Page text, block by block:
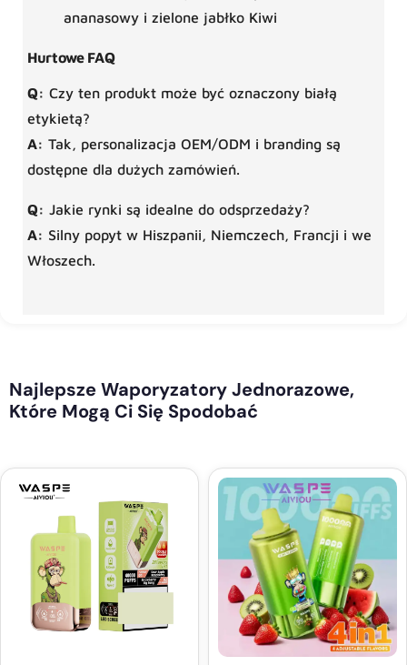
ananasowy i zielone jabłko Kiwi
Hurtowe FAQ
Q: Czy ten produkt może być oznaczony białą
etykietą?
A: Tak, personalizacja OEM/ODM i branding są
dostępne dla dużych zamówień.
Q: Jakie rynki są idealne do odsprzedaży?
A: Silny popyt w Hiszpanii, Niemczech, Francji i we
Włoszech.
Najlepsze Waporyzatory Jednorazowe,
Które Mogą Ci Się Spodobać